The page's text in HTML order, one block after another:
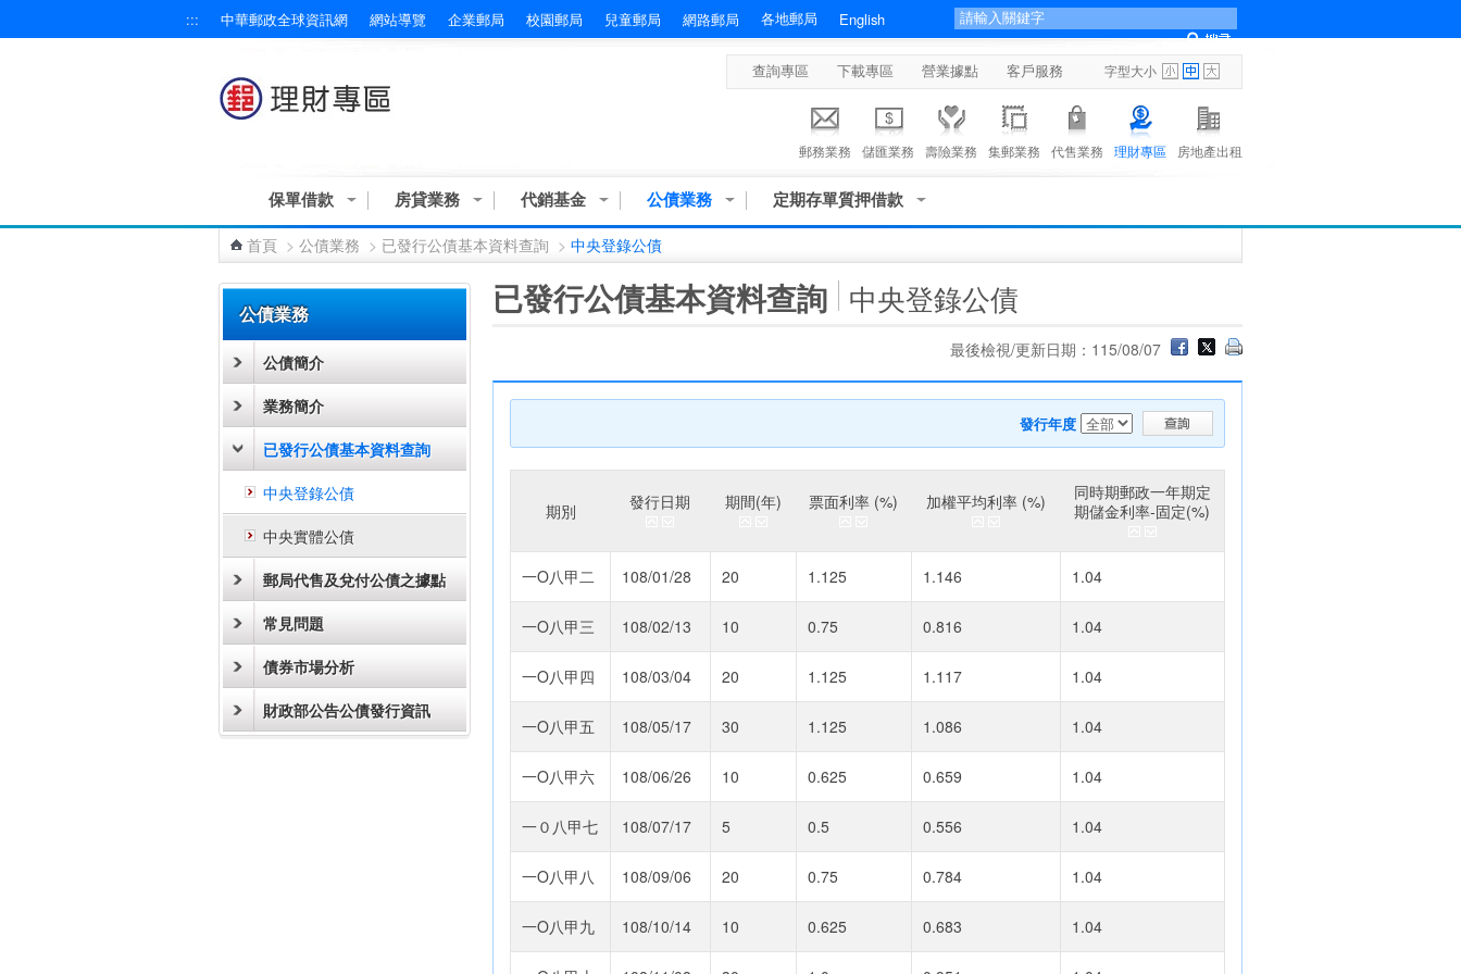
::: 中華郵政全球資訊網 網站導覽 企業郵局 校園郵局 兒童郵局 網路郵局 各地郵局 English
查詢專區 下載專區 營業據點 客戶服務 字型大小
郵務業務 儲匯業務 壽險業務 集郵業務 代售業務 理財專區 房地產出租
保單借款 房貸業務 代銷基金 公債業務 定期存單質押借款
首頁 > 公債業務 > 已發行公債基本資料查詢 > 中央登錄公債
公債業務
公債簡介
業務簡介
已發行公債基本資料查詢
中央登錄公債
中央實體公債
郵局代售及兌付公債之據點
常見問題
債券市場分析
財政部公告公債發行資訊
已發行公債基本資料查詢 中央登錄公債
最後檢視/更新日期：115/08/07
發行年度
期別 發行日期 期間(年) 票面利率 (%) 加權平均利率 (%)
同時期郵政一年期定
期儲金利率-固定(%)
一O八甲二 108/01/28 20 1.125 1.146 1.04
一O八甲三 108/02/13 10 0.75 0.816 1.04
一O八甲四 108/03/04 20 1.125 1.117 1.04
一O八甲五 108/05/17 30 1.125 1.086 1.04
一O八甲六 108/06/26 10 0.625 0.659 1.04
一０八甲七 108/07/17 5 0.5 0.556 1.04
一O八甲八 108/09/06 20 0.75 0.784 1.04
一O八甲九 108/10/14 10 0.625 0.683 1.04